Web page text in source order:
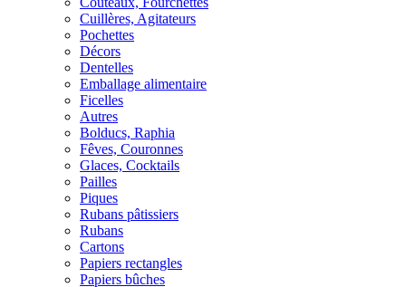
Cuillères, Agitateurs
Pochettes
Décors
Dentelles
Emballage alimentaire
Ficelles
Autres
Bolducs, Raphia
Fêves, Couronnes
Glaces, Cocktails
Pailles
Piques
Rubans pâtissiers
Rubans
Cartons
Papiers rectangles
Papiers bûches